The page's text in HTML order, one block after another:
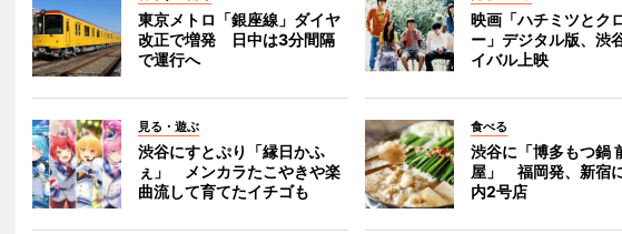
東京メトロ「銀座線」ダイヤ
改正で増発 日中は3分間隔
で運行へ
映画「ハチミツとク
ー」デジタル版、渋
イバル上映
見る・遊ぶ
渋谷にすとぷり「縁日かふ
ぇ」 メンカラたこやきや楽
曲流して育てたイチゴも
食べる
渋谷に「博多もつ鍋
屋」 福岡発、新宿
内2号店